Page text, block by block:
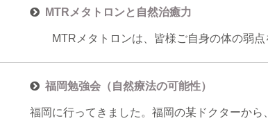
MTRメタトロンと自然治癒力
MTRメタトロンは、皆様ご自身の体の弱点
福岡勉強会（自然療法の可能性）
福岡に行ってきました。福岡の某ドクターか